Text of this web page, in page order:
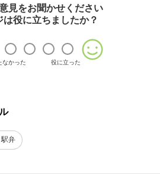
見をお聞かせください
は役に立ちましたか？
なかった 役に立った
弁